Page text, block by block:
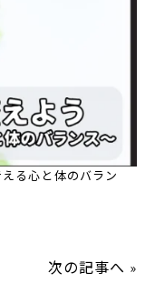
る心と体のバラン
次の記事へ »